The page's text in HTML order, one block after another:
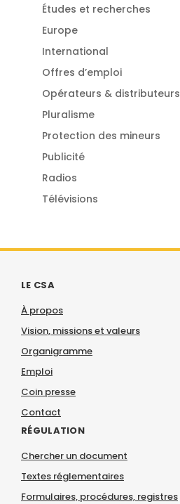
Études et recherches
Europe
International
Offres d’emploi
Opérateurs & distributeurs
Pluralisme
Protection des mineurs
Publicité
Radios
Télévisions
LE CSA
À propos
Vision, missions et valeurs
Organigramme
Emploi
Coin presse
Contact
RÉGULATION
Chercher un document
Textes réglementaires
Formulaires, procédures, registres